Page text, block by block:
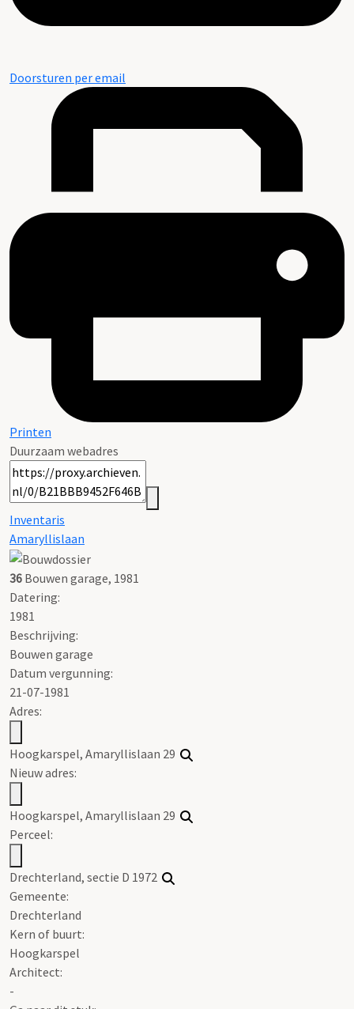
Doorsturen per email
Printen
Duurzaam webadres
Inventaris
Amaryllislaan
36 Bouwen garage, 1981
Datering:
1981
Beschrijving:
Bouwen garage
Datum vergunning:
21-07-1981
Adres:
Hoogkarspel, Amaryllislaan 29
Nieuw adres:
Hoogkarspel, Amaryllislaan 29
Perceel:
Drechterland, sectie D 1972
Gemeente:
Drechterland
Kern of buurt:
Hoogkarspel
Architect:
-